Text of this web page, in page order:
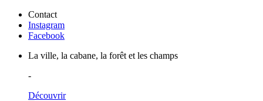
Contact
Instagram
Facebook
La ville, la cabane, la forêt et les champs
-
Découvrir